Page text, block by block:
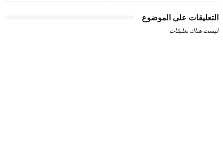
التعليقات على الموضوع
ليست هناك تعليقات